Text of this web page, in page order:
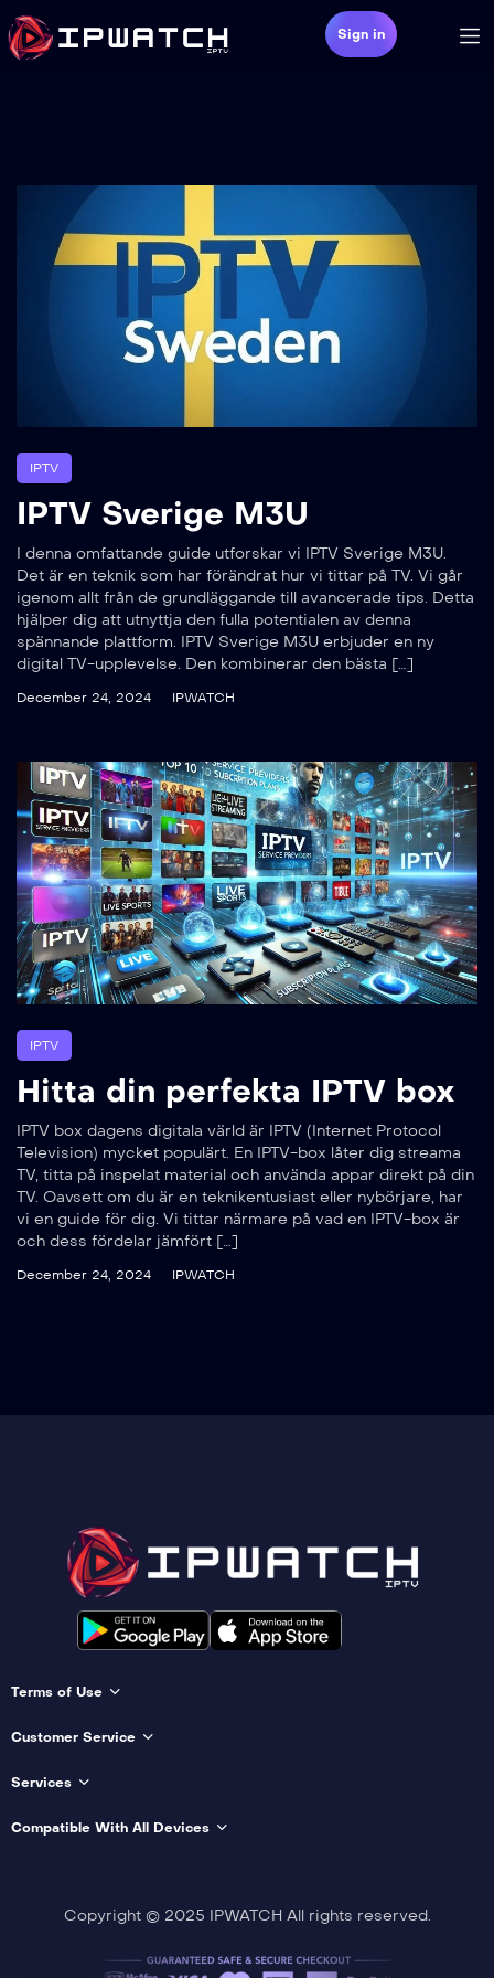
Sign in
IPTV
IPTV Sverige M3U
I denna omfattande guide utforskar vi IPTV Sverige M3U.
Det är en teknik som har förändrat hur vi tittar på TV. Vi går
igenom allt från de grundläggande till avancerade tips. Detta
hjälper dig att utnyttja den fulla potentialen av denna
spännande plattform. IPTV Sverige M3U erbjuder en ny
digital TV-upplevelse. Den kombinerar den bästa […]
December 24, 2024 IPWATCH
IPTV
Hitta din perfekta IPTV box
IPTV box dagens digitala värld är IPTV (Internet Protocol
Television) mycket populärt. En IPTV-box låter dig streama
TV, titta på inspelat material och använda appar direkt på din
TV. Oavsett om du är en teknikentusiast eller nybörjare, har
vi en guide för dig. Vi tittar närmare på vad en IPTV-box är
och dess fördelar jämfört […]
December 24, 2024 IPWATCH
Terms of Use
Customer Service
Services
Compatible With All Devices
Copyright © 2025 IPWATCH All rights reserved.